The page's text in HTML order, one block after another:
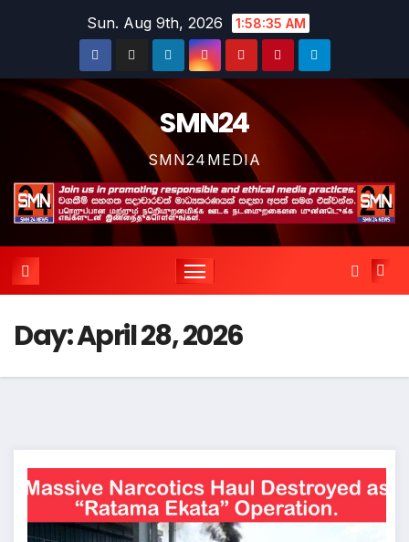
Sun. Aug 9th, 2026 1:58:36 AM
SMN24
SMN24MEDIA
Day:April 28, 2026